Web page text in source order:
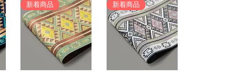
新着商品 新着商品